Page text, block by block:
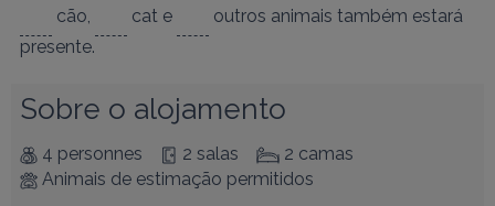
cão, cat e outros animais também estará
presente.
Sobre o alojamento
4 personnes 2 salas
2 camas
Animais de estimação permitidos